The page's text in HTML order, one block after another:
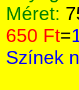
Méret:
650 Ft=
Színek